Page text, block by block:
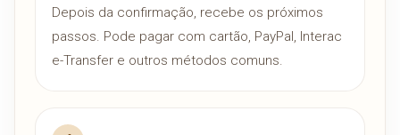
Depois da confirmação, recebe os próximos
passos. Pode pagar com cartão, PayPal, Interac
e-Transfer e outros métodos comuns.